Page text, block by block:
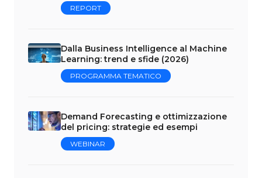
REPORT
Dalla Business Intelligence al Machine
Learning: trend e sfide (2026)
PROGRAMMA TEMATICO
Demand Forecasting e ottimizzazione
del pricing: strategie ed esempi
WEBINAR